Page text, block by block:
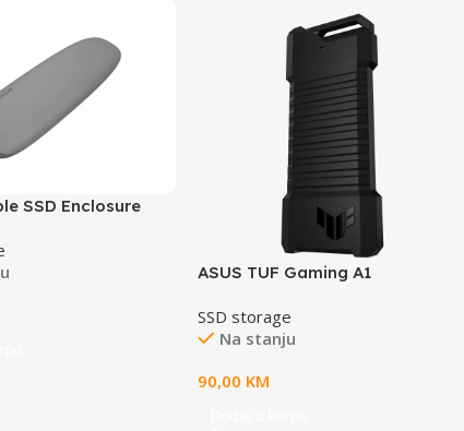
SSD Enclosure
SSD
ASUS TUF Gaming A1
2x1dual M.2 NVMeand
SATA;IP68,PS5 and Xbox
SSD storage
Na stanju
90,00 KM